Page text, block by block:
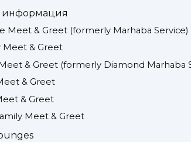
информация
Meet & Greet (formerly Marhaba Service)
Meet & Greet
& Greet (formerly Diamond Marhaba
& Greet
& Greet
Meet & Greet